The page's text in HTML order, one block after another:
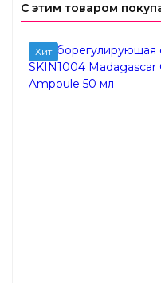
С этим товаром
Хит